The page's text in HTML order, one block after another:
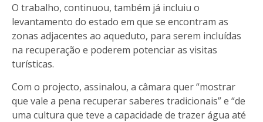
O trabalho, continuou, também já incluiu o
levantamento do estado em que se encontram as
zonas adjacentes ao aqueduto, para serem incluídas
na recuperação e poderem potenciar as visitas
turísticas.
Com o projecto, assinalou, a câmara quer “mostrar
que vale a pena recuperar saberes tradicionais” e “de
uma cultura que teve a capacidade de trazer água até